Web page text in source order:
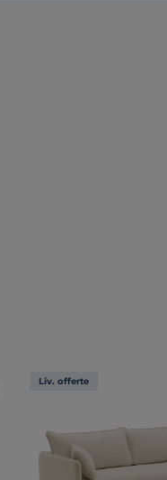
Liv. offerte